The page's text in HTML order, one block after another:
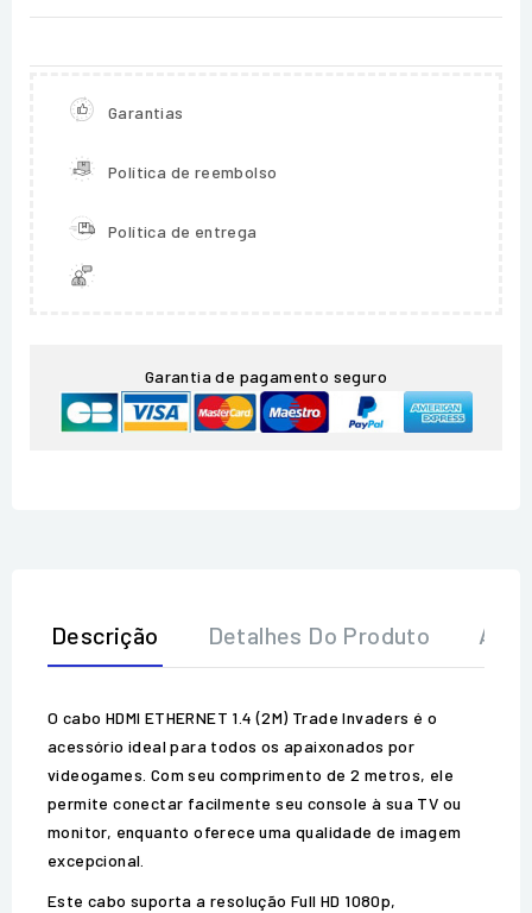
Garantias
Política de reembolso
Política de entrega
Garantia de pagamento seguro
Descrição Detalhes Do Produto
O cabo HDMI ETHERNET 1.4 (2M) Trade Invaders é o
acessório ideal para todos os apaixonados por
videogames. Com seu comprimento de 2 metros, ele
permite conectar facilmente seu console à sua TV ou
monitor, enquanto oferece uma qualidade de imagem
excepcional.
Este cabo suporta a resolução Full HD 1080p,